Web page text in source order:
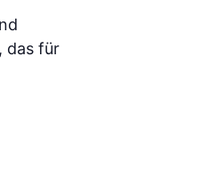
das für